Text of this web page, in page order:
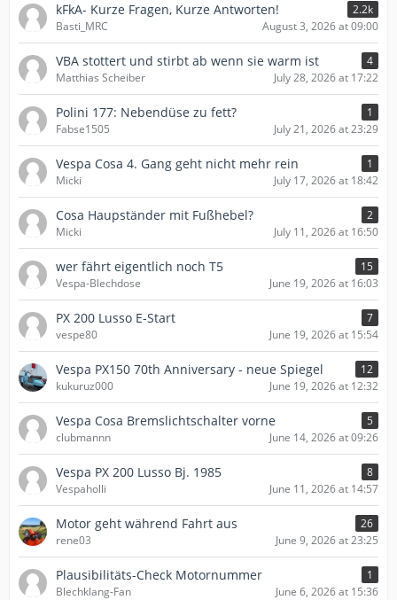
kFkA- Kurze Fragen, Kurze Antworten!
2.2k
Basti_MRC
August 3, 2026 at 09:00
VBA stottert und stirbt ab wenn sie warm ist
4
Matthias Scheiber
July 28, 2026 at 17:22
Polini 177: Nebendüse zu fett?
1
Fabse1505
July 21, 2026 at 23:29
Vespa Cosa 4. Gang geht nicht mehr rein
1
Micki
July 17, 2026 at 18:42
Cosa Haupständer mit Fußhebel?
2
Micki
July 11, 2026 at 16:50
wer fährt eigentlich noch T5
15
Vespa-Blechdose
June 19, 2026 at 16:03
PX 200 Lusso E-Start
7
vespe80
June 19, 2026 at 15:54
Vespa PX150 70th Anniversary - neue Spiegel
12
kukuruz000
June 19, 2026 at 12:32
Vespa Cosa Bremslichtschalter vorne
5
clubmannn
June 14, 2026 at 09:26
Vespa PX 200 Lusso Bj. 1985
8
Vespaholli
June 11, 2026 at 14:57
Motor geht während Fahrt aus
26
rene03
June 9, 2026 at 23:25
Plausibilitäts-Check Motornummer
1
Blechklang-Fan
June 6, 2026 at 15:36